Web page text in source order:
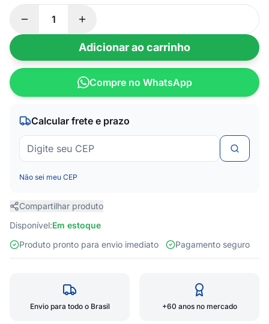
Adicionar ao carrinho
Compre no WhatsApp
Calcular frete e prazo
Não sei meu CEP
Compartilhar produto
Disponível:Em estoque
Produto pronto para envio imediato
Pagamento seguro
Envio para todo o Brasil +60 anos no mercado